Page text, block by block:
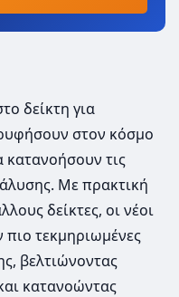
δείκτη για
στον κόσμο
τις
Με πρακτική
δείκτες, οι νέοι
τεκμηριωμένες
βελτιώνοντας
κατανοώντας